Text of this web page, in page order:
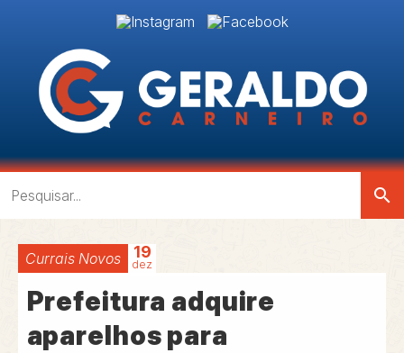
search
Currais Novos 19
dez
Prefeitura adquire
aparelhos para